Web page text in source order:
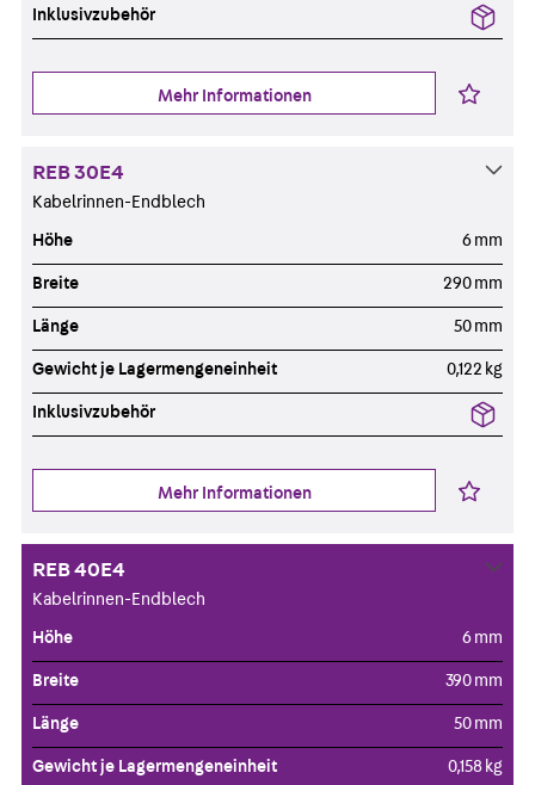
Inklusivzubehör
Mehr Informationen
REB 30E4
Kabelrinnen-Endblech
Höhe 6 mm
Breite 290 mm
Länge 50 mm
Gewicht je Lagermengeneinheit 0,122 kg
Inklusivzubehör
Mehr Informationen
REB 40E4
Kabelrinnen-Endblech
Höhe 6 mm
Breite 390 mm
Länge 50 mm
Gewicht je Lagermengeneinheit 0,158 kg